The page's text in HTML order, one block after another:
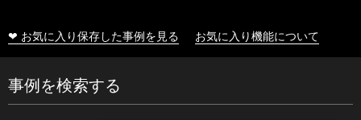
❤ お気に入り保存した事例を見る お気に入り機能について
事例を検索する